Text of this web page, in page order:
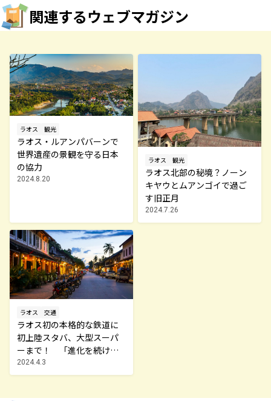
関連するウェブマガジン
ラオス 観光
ラオス・ルアンパバーンで
世界遺産の景観を守る日本
の協力
2024.8.20
ラオス 観光
ラオス北部の秘境？ノーン
キヤウとムアンゴイで過ご
す旧正月
2024.7.26
ラオス 交通
ラオス初の本格的な鉄道に
初上陸スタバ、大型スーパ
ーまで！ 「進化を続ける
癒やしの国」ラオスに行く
なら今
2024.4.3